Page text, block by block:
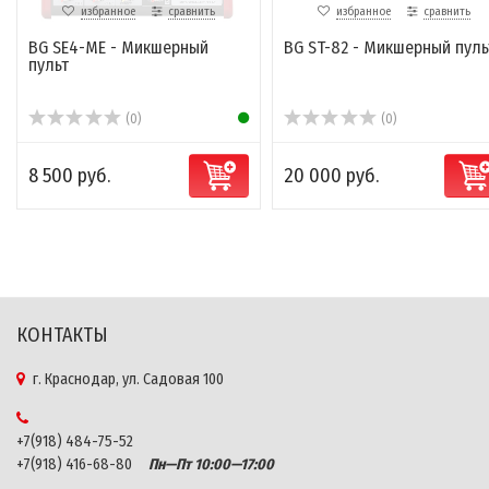
избранное сравнить
BG SE4-ME - Микшерный
пульт
(0)
8 500 руб.
избранное сравнить
BG ST-82 - Микшерный
(0)
20 000 руб.
КОНТАКТЫ
г. Краснодар, ул. Садовая 100
+7(918) 484-75-52
+7(918) 416-68-80
Пн—Пт 10:00—17:00